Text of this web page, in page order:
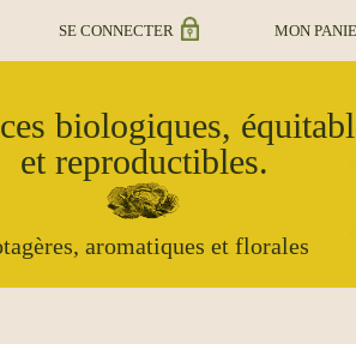
SE CONNECTER MON
biologiques,
et reproductibles.
aromatiques et florales